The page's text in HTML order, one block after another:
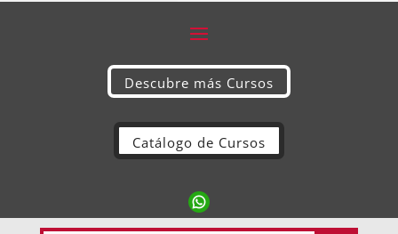
Descubre más Cursos
Catálogo de Cursos